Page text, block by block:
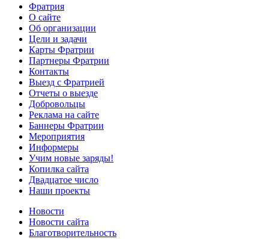
Фратрия
О сайте
Об организации
Цели и задачи
Карты Фратрии
Партнеры Фратрии
Контакты
Выезд с Фратрией
Отчеты о выезде
Добровольцы
Реклама на сайте
Баннеры Фратрии
Мероприятия
Информеры
Учим новые заряды!
Копилка сайта
Двадцатое число
Наши проекты
Новости
Новости сайта
Благотворительность